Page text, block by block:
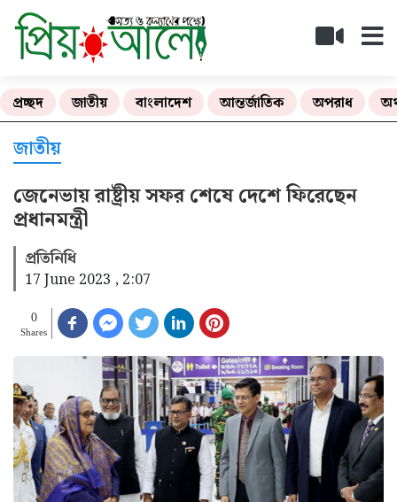
প্রচ্ছদ জাতীয় বাংলাদেশ আন্তর্জাতিক অপরাধ
জাতীয়
জেনেভায় রাষ্ট্রীয় সফর শেষে দেশে ফিরেছেন
প্রধানমন্ত্রী
প্রতিনিধি
17 June 2023 , 2:07
0
Shares